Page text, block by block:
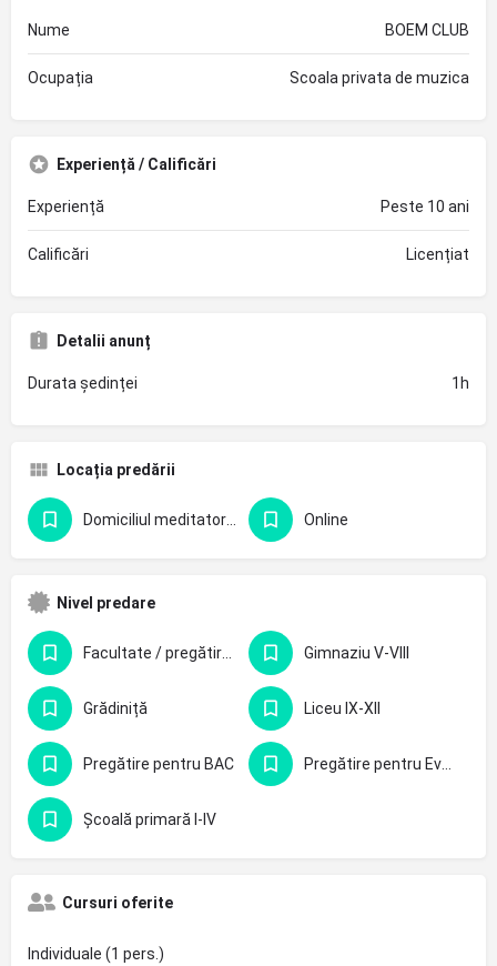
Nume BOEM CLUB
Ocupația Scoala privata de muzica
Experiență / Calificări
Experiență Peste 10 ani
Calificări Licențiat
Detalii anunț
Durata ședinței 1h
Locația predării
Domiciliul meditatorului Online
Nivel predare
Facultate / pregătire profesională Gimnaziu V-VIII
Grădiniță Liceu IX-XII
Pregătire pentru BAC Pregătire pentru Evaluarea Națională - clasa 8-a
Școală primară I-IV
Cursuri oferite
Individuale (1 pers.)